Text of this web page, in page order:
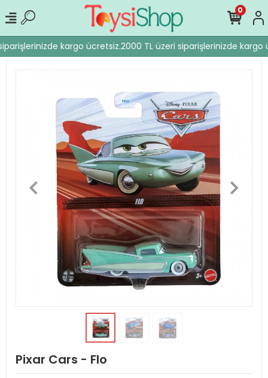
kargo ücretsiz.2000 TL üzeri siparişlerinizde kargo
0
Pixar Cars - Flo